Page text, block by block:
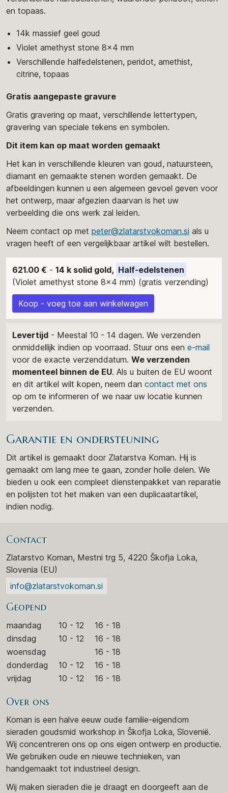
en topaas.
14k massief geel goud
Violet amethyst stone 8x4 mm
Verschillende halfedelstenen, peridot, amethist,
citrine, topaas
Gratis aangepaste gravure
Gratis gravering op maat, verschillende lettertypen,
gravering van speciale tekens en symbolen.
Dit item kan op maat worden gemaakt
Het kan in verschillende kleuren van goud, natuursteen,
diamant en gemaakte stenen worden gemaakt. De
afbeeldingen kunnen u een algemeen gevoel geven voor
het ontwerp, maar afgezien daarvan is het uw
verbeelding die ons werk zal leiden.
Neem contact op met peter@zlatarstvokoman.si als u
vragen heeft of een vergelijkbaar artikel wilt bestellen.
621.00 € - 14 k solid gold, Half-edelstenen
(Violet amethyst stone 8x4 mm) (gratis verzending)
Koop - voeg toe aan winkelwagen
Levertijd - Meestal 10 - 14 dagen. We verzenden
onmiddellijk indien op voorraad. Stuur ons een e-mail
voor de exacte verzenddatum. We verzenden
momenteel binnen de EU. Als u buiten de EU woont
en dit artikel wilt kopen, neem dan contact met ons
op om te informeren of we naar uw locatie kunnen
verzenden.
Garantie en ondersteuning
Dit artikel is gemaakt door Zlatarstva Koman. Hij is
gemaakt om lang mee te gaan, zonder holle delen. We
bieden u ook een compleet dienstenpakket van reparatie
en polijsten tot het maken van een duplicaatartikel,
indien nodig.
Contact
Zlatarstvo Koman, Mestni trg 5, 4220 Škofja Loka,
Slovenia (EU)
info@zlatarstvokoman.si
Geopend
maandag 10 - 12
16 - 18
dinsdag
10 - 12
16 - 18
woensdag
16 - 18
donderdag
10 - 12
16 - 18
vrijdag
10 - 12 16 - 18
Over ons
Koman is een halve eeuw oude familie-eigendom
sieraden goudsmid workshop in Škofja Loka, Slovenië.
Wij concentreren ons op ons eigen ontwerp en productie.
We gebruiken oude en nieuwe technieken, van
handgemaakt tot industrieel design.
Wij maken sieraden die je draagt en doorgeeft aan de